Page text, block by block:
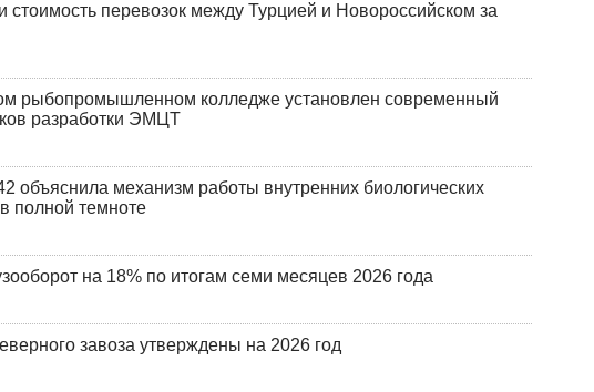
перевозок между Турцией и Новороссийском за
рыбопромышленном колледже установлен современный
разработки ЭМЦТ
механизм работы внутренних биологических
полной темноте
на 18% по итогам семи месяцев 2026 года
завоза утверждены на 2026 год